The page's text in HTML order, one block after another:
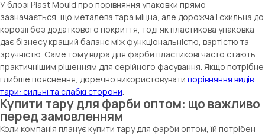
У блозі Plast Mould про порівняння упаковки прямо
зазначається, що металева тара міцна, але дорожча і схильна до
корозії без додаткового покриття, тоді як пластикова упаковка
дає бізнесу кращий баланс між функціональністю, вартістю та
зручністю. Саме тому відра для фарби пластикові часто стають
практичнішим рішенням для серійного фасування. Якщо потрібне
глибше пояснення, доречно використовувати порівняння видів
тари: сильні та слабкі сторони.
Купити тару для фарби оптом: що важливо
перед замовленням
Коли компанія планує купити тару для фарби оптом, їй потрібен